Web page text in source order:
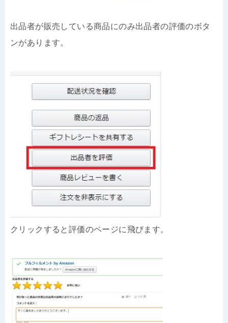
出品者が販売している商品にのみ出品者の評価のボタ
ンがあります。
クリックすると評価のページに飛びます。